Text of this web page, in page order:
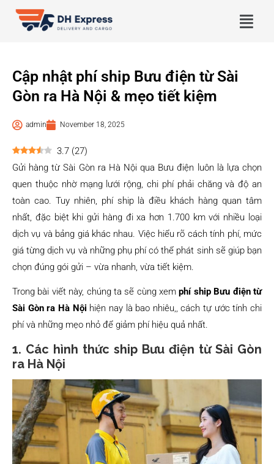
Cập nhật phí ship Bưu điện từ Sài
Gòn ra Hà Nội & mẹo tiết kiệm
admin November 18, 2025
3.7 (27)
Gửi hàng từ Sài Gòn ra Hà Nội qua Bưu điện luôn là lựa chọn
quen thuộc nhờ mạng lưới rộng, chi phí phải chăng và độ an
toàn cao. Tuy nhiên, phí ship là điều khách hàng quan tâm
nhất, đặc biệt khi gửi hàng đi xa hơn 1.700 km với nhiều loại
dịch vụ và bảng giá khác nhau. Việc hiểu rõ cách tính phí, mức
giá từng dịch vụ và những phụ phí có thể phát sinh sẽ giúp bạn
chọn đúng gói gửi – vừa nhanh, vừa tiết kiệm.
Trong bài viết này, chúng ta sẽ cùng xemphí ship Bưu điện từ
Sài Gòn ra Hà Nội hiện nay là bao nhiêu,, cách tự ước tính chi
phí và những mẹo nhỏ để giảm phí hiệu quả nhất.
1. Các hình thức ship Bưu điện từ Sài Gòn
ra Hà Nội